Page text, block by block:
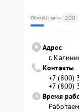
ОбзорОтзывы 200
Адрес
г.
Контакты
+7 (800)
+7 (800)
Время